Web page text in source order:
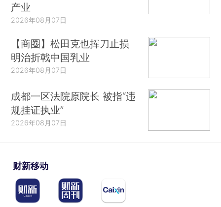
产业
2026年08月07日
【商圈】松田克也挥刀止损
明治折戟中国乳业
2026年08月07日
成都一区法院原院长 被指“违
规挂证执业”
2026年08月07日
财新移动